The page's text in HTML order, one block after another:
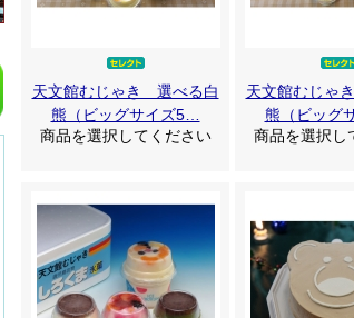
天文館むじゃき 選べる白
熊（ビッグサイズ5…
商品を選択してください
天文館むじゃ
熊（ビッグ
商品を選択し